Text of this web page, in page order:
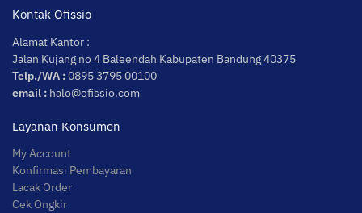
Kontak Ofissio
Alamat Kantor :
Jalan Kujang no 4 Baleendah Kabupaten Bandung 40375
Telp./WA :0895 3795 00100
email : halo@ofissio.com
Layanan Konsumen
My Account
Konfirmasi Pembayaran
Lacak Order
Cek Ongkir